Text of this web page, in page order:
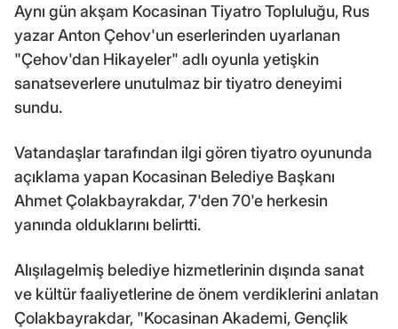
Aynı gün akşam Kocasinan Tiyatro Topluluğu, Rus
yazar Anton Çehov'un eserlerinden uyarlanan
"Çehov'dan Hikayeler" adlı oyunla yetişkin
sanatseverlere unutulmaz bir tiyatro deneyimi
sundu.
Vatandaşlar tarafından ilgi gören tiyatro oyununda
açıklama yapan Kocasinan Belediye Başkanı
Ahmet Çolakbayrakdar, 7'den 70'e herkesin
yanında olduklarını belirtti.
Alışılagelmiş belediye hizmetlerinin dışında sanat
ve kültür faaliyetlerine de önem verdiklerini anlatan
Çolakbayrakdar, "Kocasinan Akademi, Gençlik